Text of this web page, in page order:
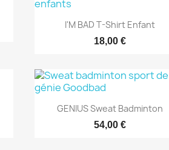
Aperçu rapide
I'M BAD T-Shirt Enfant
18,00 €
Aperçu rapide
GENIUS Sweat Badminton
54,00 €